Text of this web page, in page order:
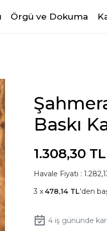
Örgü ve Dokuma
Baskı
1.308,30 TL
Havale Fiyatı :
478,14 TL'den
4 iş gününde